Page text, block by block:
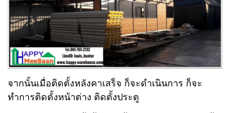
จากนั้นเมื่อติดตั้งหลังคาเสร็จ ก็จะดำเนินการ ก็จะ
ทำการติดตั้งหน้าต่าง ติดตั้งประตู